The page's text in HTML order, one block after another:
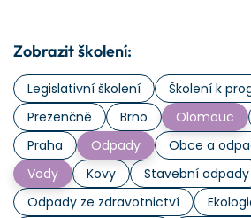
Zobrazit školení:
Legislativní školení Školení k
Prezenčně
Brno Olomouc
Praha
Odpady Obce a
Vody
Kovy
Stavební odpady
Odpady ze zdravotnictví